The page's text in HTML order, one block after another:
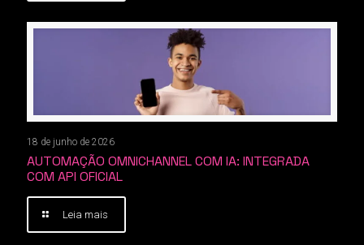
18 de junho de 2026
AUTOMAÇÃO OMNICHANNEL COM IA: INTEGRADA
COM API OFICIAL
Leia mais